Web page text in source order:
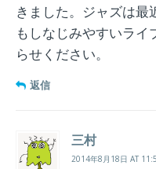
きました。ジャズは最
もしなじみやすいライ
らせください。
返信
三村
2014年8月18日 AT